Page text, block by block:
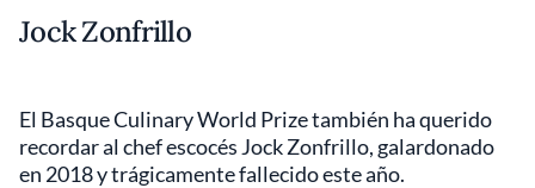
Jock Zonfrillo
El Basque Culinary World Prize también ha querido
recordar al chef escocés Jock Zonfrillo, galardonado
en 2018 y trágicamente fallecido este año.